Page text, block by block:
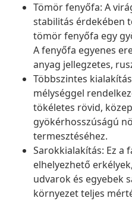
Tömör fenyőfa: A
stabilitás érdekében
tömör fenyőfa egy
A fenyőfa egyenes
anyag jellegzetes,
Többszintes
mélységgel
tökéletes rövid,
gyökérhosszúságú
termesztéséhez.
Sarokkialakítás: Ez a
elhelyezhető
udvarok és egyebek
környezet teljes